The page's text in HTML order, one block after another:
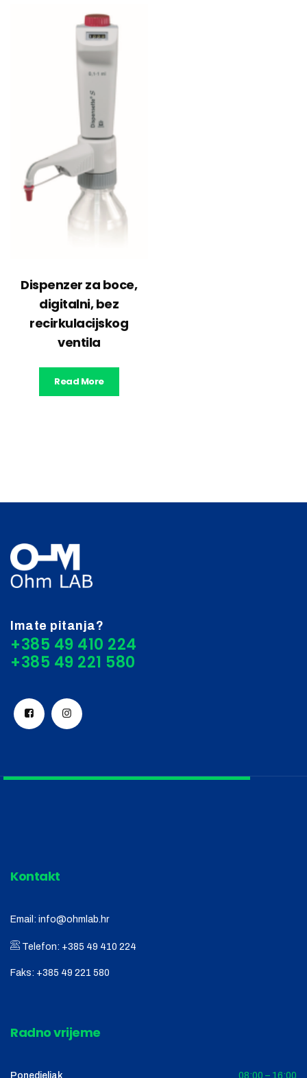
Dispenzer za boce,
digitalni, bez
recirkulacijskog
ventila
Read More
Imate pitanja?
+385 49 410 224
Kontakt
Email: info@ohmlab.hr
Telefon: +385 49 410 224
Faks: +385 49 221 580
Radno vrijeme
Ponedjeljak 08:00 – 16:00